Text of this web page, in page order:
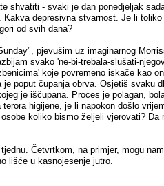
shvatiti - svaki je dan ponedjeljak
Kakva depresivna stvarnost. Je li toliko
od svih dana?
pjevušim uz imaginarnog
svako 'ne-bi-trebala-slušati-
koje povremeno iskače kao
je poput čupanja obrva. Osjetiš svaku
je iščupana. Proces je polagan,
higijene, je li napokon došlo
koliko bismo željeli vjerovati? Da
Četvrtkom, na primjer, mogu
lišće u kasnojesenje jutro.